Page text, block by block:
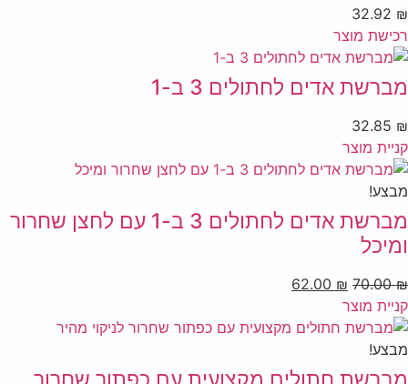
₪
רכישת מוצר
מברשת אדים לחתולים 3 ב-1
₪
קניית מוצר
מבצע!
מברשת אדים לחתולים 3 ב-1 עם לחצן שחרור
ומיכל
₪
70.00
₪
קניית מוצר
מבצע!